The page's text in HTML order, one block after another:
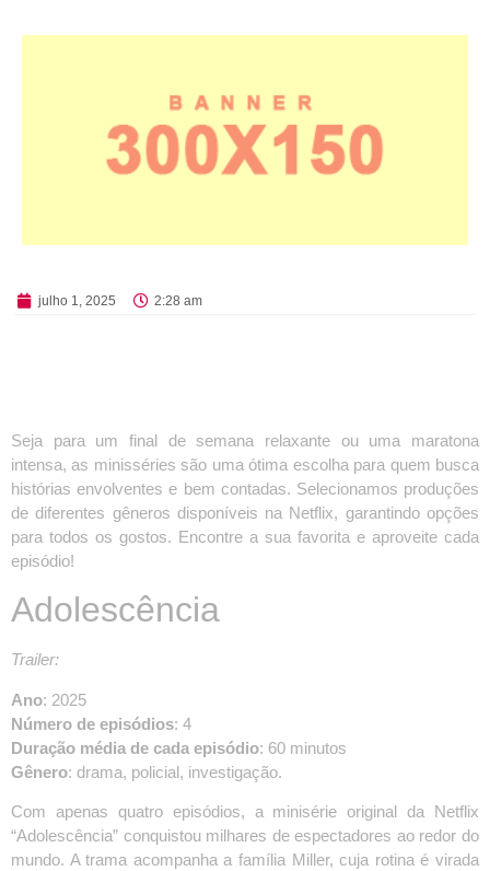
julho 1, 2025 2:28 am
Seja para um final de semana relaxante ou uma maratona
intensa, as minisséries são uma ótima escolha para quem busca
histórias envolventes e bem contadas. Selecionamos produções
de diferentes gêneros disponíveis na Netflix, garantindo opções
para todos os gostos. Encontre a sua favorita e aproveite cada
episódio!
Adolescência
Trailer:
Ano: 2025
Número de episódios: 4
Duração média de cada episódio: 60 minutos
Gênero: drama, policial, investigação.
Com apenas quatro episódios, a minisérie original da Netflix
“Adolescência” conquistou milhares de espectadores ao redor do
mundo. A trama acompanha a família Miller, cuja rotina é virada